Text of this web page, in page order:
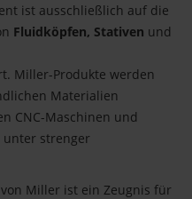
ist ausschließlich auf die
Fluidköpfen, Stativen und
Miller-Produkte werden
Materialien
CNC-Maschinen und
unter strenger
Miller ist ein Zeugnis für